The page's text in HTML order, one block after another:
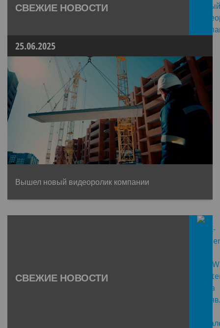
СВЕЖИЕ НОВОСТИ
25.06.2025
Вышел новый видеоролик компании
СВЕЖИЕ НОВОСТИ